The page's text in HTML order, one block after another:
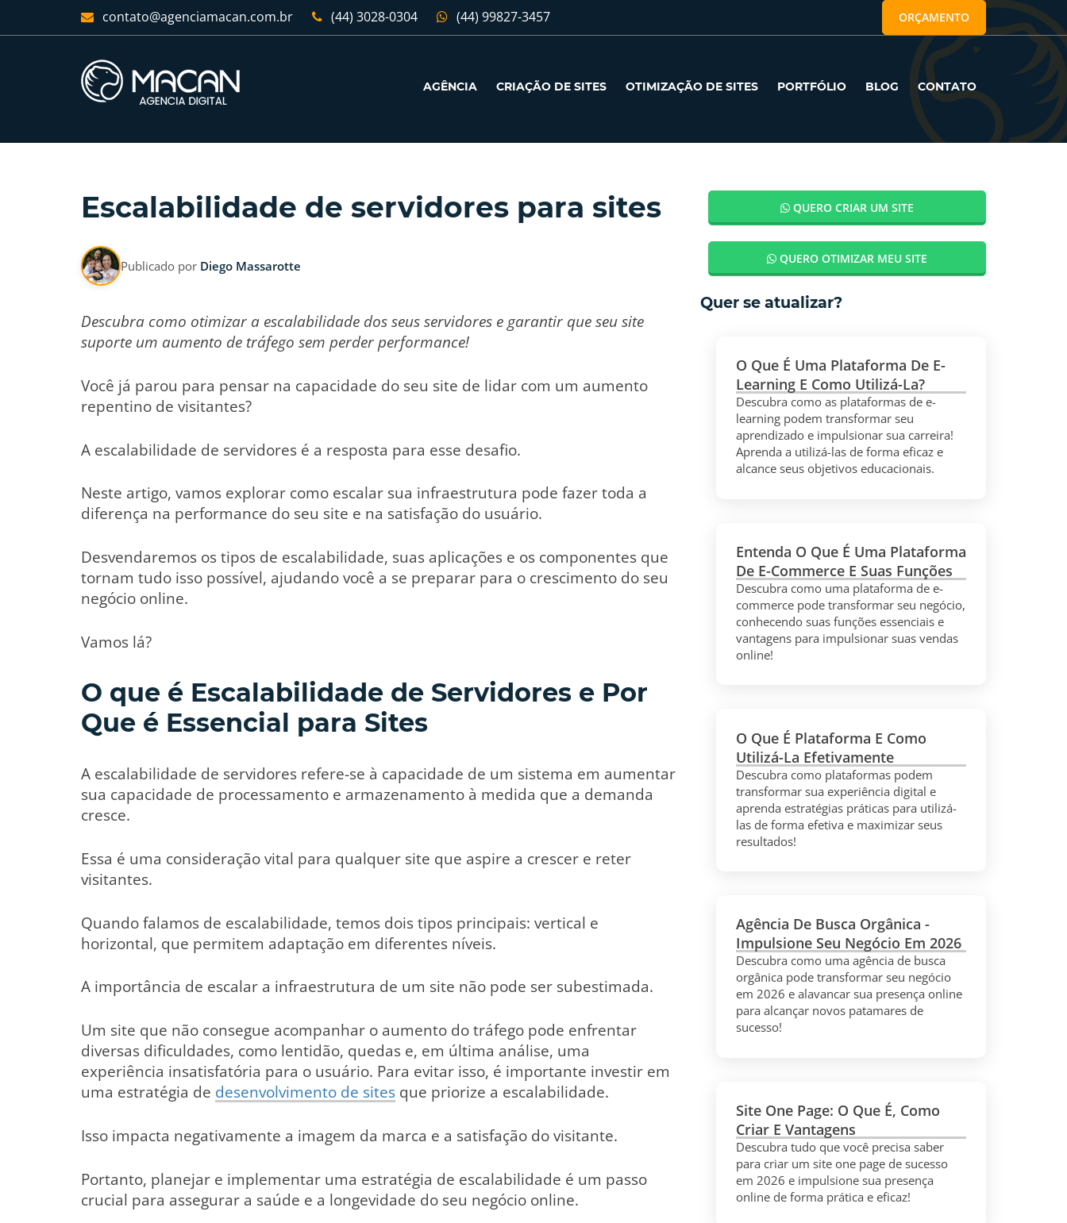
contato@agenciamacan.com.br (44) 3028-0304 (44) 99827-3457 ORÇAMENTO
AGÊNCIA CRIAÇÃO DE SITES OTIMIZAÇÃO DE SITES PORTFÓLIO BLOG CONTATO
Escalabilidade de servidores para sites
Publicado por Diego Massarotte
Descubra como otimizar a escalabilidade dos seus servidores e garantir que seu site
suporte um aumento de tráfego sem perder performance!
Você já parou para pensar na capacidade do seu site de lidar com um aumento
repentino de visitantes?
A escalabilidade de servidores é a resposta para esse desafio.
Neste artigo, vamos explorar como escalar sua infraestrutura pode fazer toda a
diferença na performance do seu site e na satisfação do usuário.
Desvendaremos os tipos de escalabilidade, suas aplicações e os componentes que
tornam tudo isso possível, ajudando você a se preparar para o crescimento do seu
negócio online.
Vamos lá?
O que é Escalabilidade de Servidores e Por
Que é Essencial para Sites
A escalabilidade de servidores refere-se à capacidade de um sistema em aumentar
sua capacidade de processamento e armazenamento à medida que a demanda
cresce.
Essa é uma consideração vital para qualquer site que aspire a crescer e reter
visitantes.
Quando falamos de escalabilidade, temos dois tipos principais: vertical e
horizontal, que permitem adaptação em diferentes níveis.
A importância de escalar a infraestrutura de um site não pode ser subestimada.
Um site que não consegue acompanhar o aumento do tráfego pode enfrentar
diversas dificuldades, como lentidão, quedas e, em última análise, uma
experiência insatisfatória para o usuário. Para evitar isso, é importante investir em
uma estratégia de desenvolvimento de sites que priorize a escalabilidade.
Isso impacta negativamente a imagem da marca e a satisfação do visitante.
Portanto, planejar e implementar uma estratégia de escalabilidade é um passo
crucial para assegurar a saúde e a longevidade do seu negócio online.
QUERO CRIAR UM SITE
QUERO OTIMIZAR MEU SITE
Quer se atualizar?
O Que É Uma Plataforma De E-
Learning E Como Utilizá-La?
Descubra como as plataformas de e-
learning podem transformar seu
aprendizado e impulsionar sua carreira!
Aprenda a utilizá-las de forma eficaz e
alcance seus objetivos educacionais.
Entenda O Que É Uma Plataforma
De E-Commerce E Suas Funções
Descubra como uma plataforma de e-
commerce pode transformar seu negócio,
conhecendo suas funções essenciais e
vantagens para impulsionar suas vendas
online!
O Que É Plataforma E Como
Utilizá-La Efetivamente
Descubra como plataformas podem
transformar sua experiência digital e
aprenda estratégias práticas para utilizá-
las de forma efetiva e maximizar seus
resultados!
Agência De Busca Orgânica -
Impulsione Seu Negócio Em 2026
Descubra como uma agência de busca
orgânica pode transformar seu negócio
em 2026 e alavancar sua presença online
para alcançar novos patamares de
sucesso!
Site One Page: O Que É, Como
Criar E Vantagens
Descubra tudo que você precisa saber
para criar um site one page de sucesso
em 2026 e impulsione sua presença
online de forma prática e eficaz!